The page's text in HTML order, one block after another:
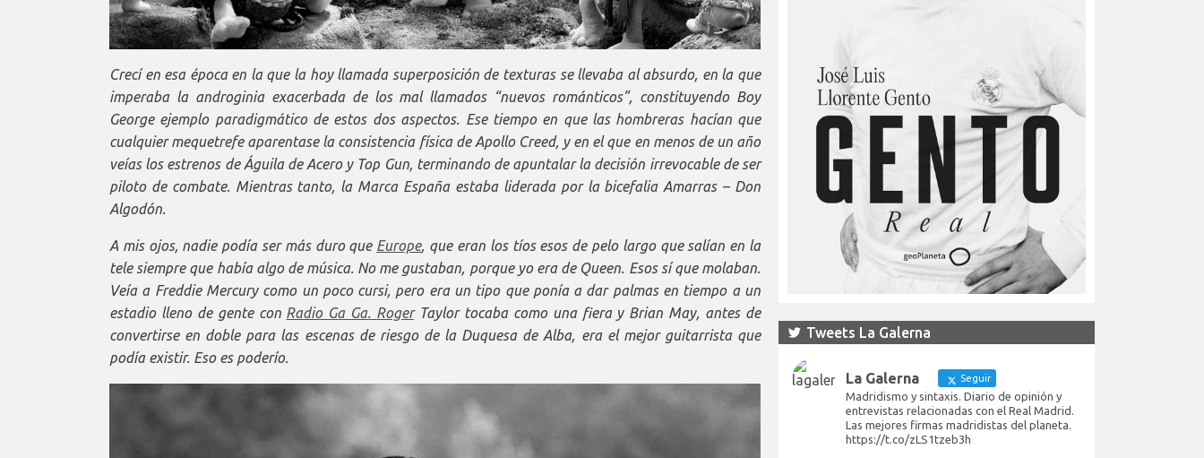
Crecí en esa época en la que la hoy llamada superposición de texturas se llevaba al absurdo, en la que
imperaba la androginia exacerbada de los mal llamados “nuevos románticos”, constituyendo Boy
George ejemplo paradigmático de estos dos aspectos. Ese tiempo en que las hombreras hacían que
cualquier mequetrefe aparentase la consistencia física de Apollo Creed, y en el que en menos de un año
veías los estrenos de Águila de Acero y Top Gun, terminando de apuntalar la decisión irrevocable de ser
piloto de combate. Mientras tanto, la Marca España estaba liderada por la bicefalia Amarras – Don
Algodón.
A mis ojos, nadie podía ser más duro que Europe, que eran los tíos esos de pelo largo que salían en la
tele siempre que había algo de música. No me gustaban, porque yo era de Queen. Esos sí que molaban.
Veía a Freddie Mercury como un poco cursi, pero era un tipo que ponía a dar palmas en tiempo a un
estadio lleno de gente con Radio Ga Ga. RogerTaylor tocaba como una fiera y Brian May, antes de
convertirse en doble para las escenas de riesgo de la Duquesa de Alba, era el mejor guitarrista que
podía existir. Eso es poderío.
Tweets La Galerna
La Galerna Seguir
Madridismo y sintaxis. Diario de opinión y
entrevistas relacionadas con el Real Madrid.
Las mejores firmas madridistas del planeta.
https://t.co/zLS1tzeb3h